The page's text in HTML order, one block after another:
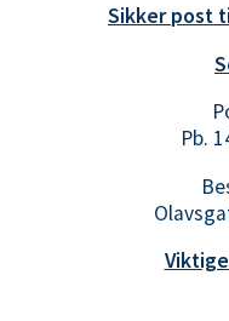
Sikker post
Pb.